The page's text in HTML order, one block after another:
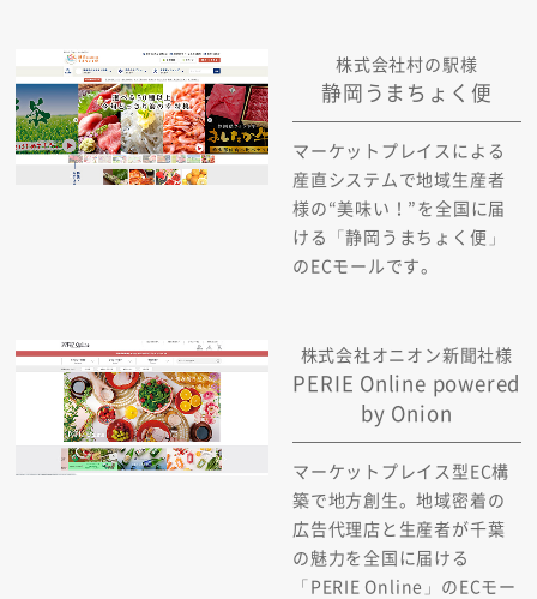
株式会社村の駅様
静岡うまちょく便
マーケットプレイスによる
産直システムで地域生産者
様の“美味い！”を全国に届
ける「静岡うまちょく便」
のECモールです。
株式会社オニオン新聞社様
PERIE Online powered
by Onion
マーケットプレイス型EC構
築で地方創生。地域密着の
広告代理店と生産者が千葉
の魅力を全国に届ける
「PERIE Online」のECモー